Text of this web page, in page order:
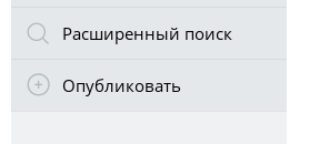
Расширенный поиск
Опубликовать